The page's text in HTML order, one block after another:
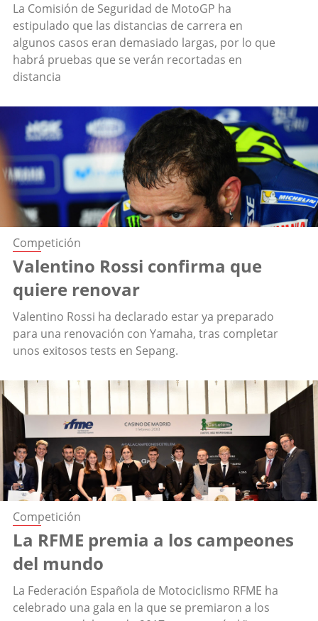
La Comisión de Seguridad de MotoGP ha
estipulado que las distancias de carrera en
algunos casos eran demasiado largas, por lo que
habrá pruebas que se verán recortadas en
distancia
Competición
Valentino Rossi confirma que
quiere renovar
Valentino Rossi ha declarado estar ya preparado
para una renovación con Yamaha, tras completar
unos exitosos tests en Sepang.
Competición
La RFME premia a los campeones
del mundo
La Federación Española de Motociclismo RFME ha
celebrado una gala en la que se premiaron a los